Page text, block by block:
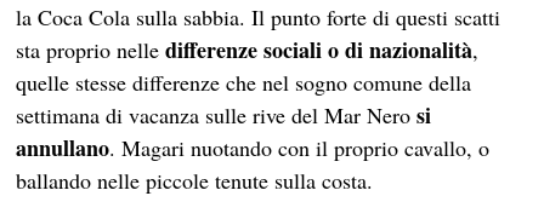
la Coca Cola sulla sabbia. Il punto forte di questi scatti
sta proprio nelledifferenze sociali o di nazionalità,
quelle stesse differenze che nel sogno comune della
settimana di vacanza sulle rive del Mar Nerosi
annullano. Magari nuotando con il proprio cavallo, o
ballando nelle piccole tenute sulla costa.